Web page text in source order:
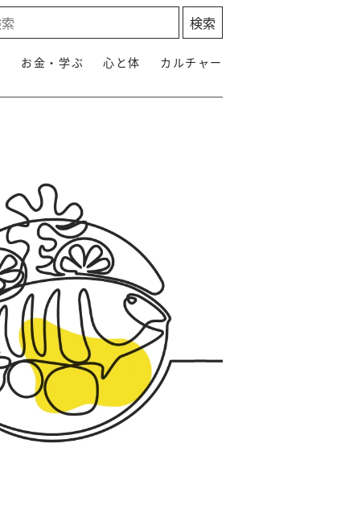
お金・学ぶ 心と体 カルチャー